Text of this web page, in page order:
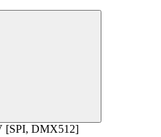
[SPI, DMX512]